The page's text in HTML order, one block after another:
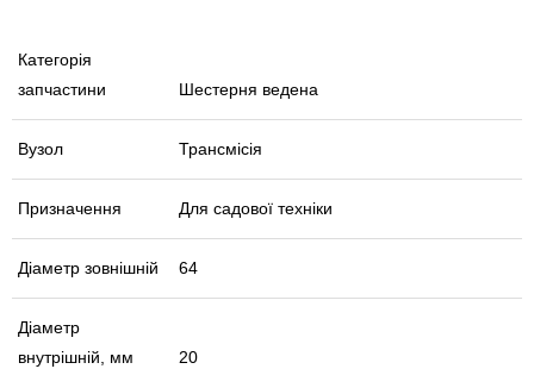
Категорія
запчастини
Шестерня ведена
Вузол Трансмісія
Призначення Для садової техніки
Діаметр зовнішній 64
Діаметр
внутрішній, мм
20